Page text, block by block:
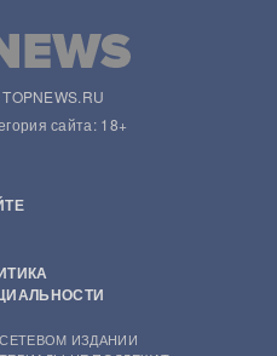
сайта: 18+
ИЗДАНИИ